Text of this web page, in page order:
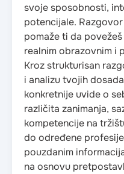
svoje sposobnosti,
potencijale.
pomaže ti da
realnim obrazovnim i
Kroz strukturisan
i analizu tvojih
konkretnije uvide o
različita zanimanja,
kompetencije na
do određene
pouzdanim
na osnovu